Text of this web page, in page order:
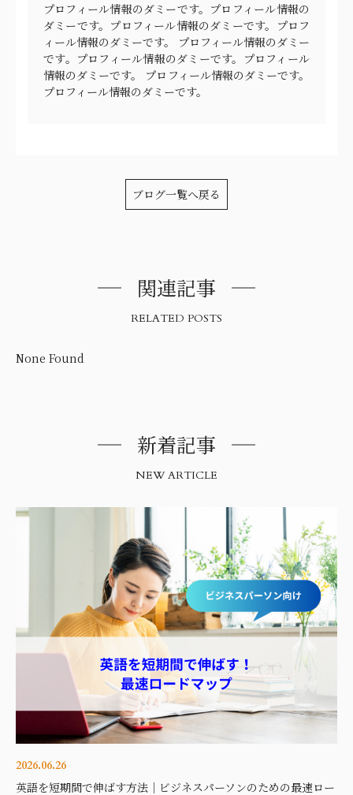
プロフィール情報のダミーです。プロフィール情報の
ダミーです。プロフィール情報のダミーです。プロフ
ィール情報のダミーです。 プロフィール情報のダミー
です。プロフィール情報のダミーです。プロフィール
情報のダミーです。 プロフィール情報のダミーです。
プロフィール情報のダミーです。
ブログ一覧へ戻る
関連記事
RELATED POSTS
None Found
新着記事
NEW ARTICLE
2026.06.26
英語を短期間で伸ばす方法｜ビジネスパーソンのための最速ロー